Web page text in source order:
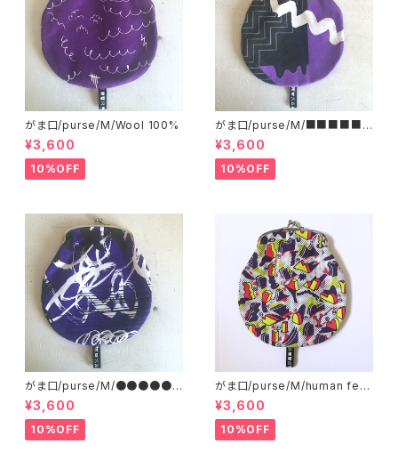
がま口/purse/M/Wool 100%
¥3,600
10%OFF
がま口/purse/M/■■■■■
■■■ AB
¥3,600
10%OFF
がま口/purse/M/●●●●●
●●●●
¥3,600
10%OFF
がま口/purse/M/human ferti
lizer
¥3,600
10%OFF